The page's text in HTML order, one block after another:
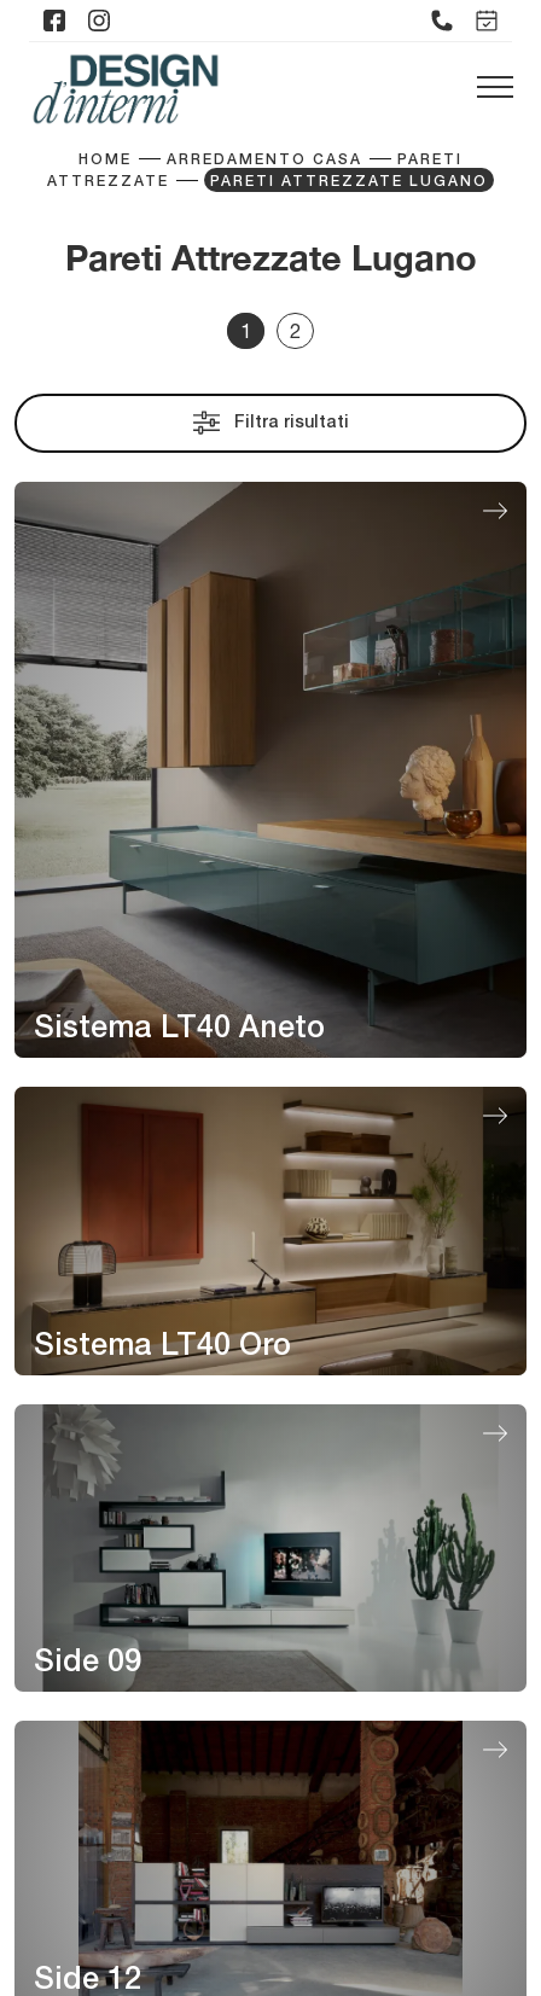
HOME ARREDAMENTO CASA
PARETI
ATTREZZATE
PARETI ATTREZZATE LUGANO
Pareti Attrezzate Lugano
1 2
Filtra risultati
Sistema LT40 Aneto
Sistema LT40 Oro
Side 09
Side 12